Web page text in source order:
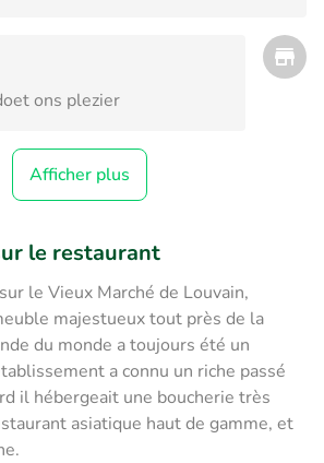
ons plezier
Afficher plus
le restaurant
le Vieux Marché de Louvain,
majestueux tout près de la
du monde a toujours été un
a connu un riche passé
il hébergeait une boucherie très
asiatique haut de gamme, et